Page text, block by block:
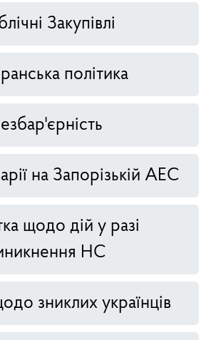
Закупівлі
політика
на Запорізькій АЕС
щодо дій у разі
НС
зниклих українців